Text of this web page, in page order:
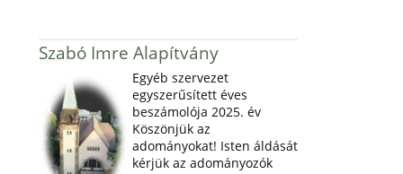
Szabó Imre Alapítvány
Egyéb szervezet
egyszerűsített éves
beszámolója 2025. év
Köszönjük az
adományokat! Isten áldását
kérjük az adományozók